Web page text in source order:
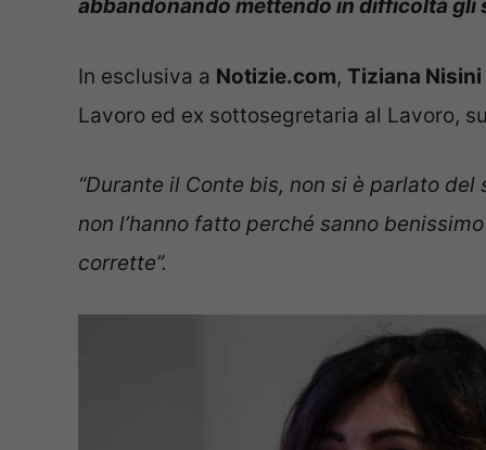
abbandonando mettendo in difficoltà gli
In esclusiva a Notizie.com, Tiziana Nisini
Lavoro ed ex sottosegretaria al Lavoro,
“Durante il Conte bis, non si è parlato
non l’hanno fatto perché sanno
corrette”.